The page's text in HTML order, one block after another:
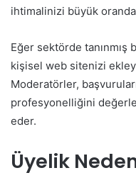
ihtimalinizi büyük oranda
Eğer sektörde
kişisel web sitenizi
Moderatörler,
profesyonelliğini
eder.
Üyelik